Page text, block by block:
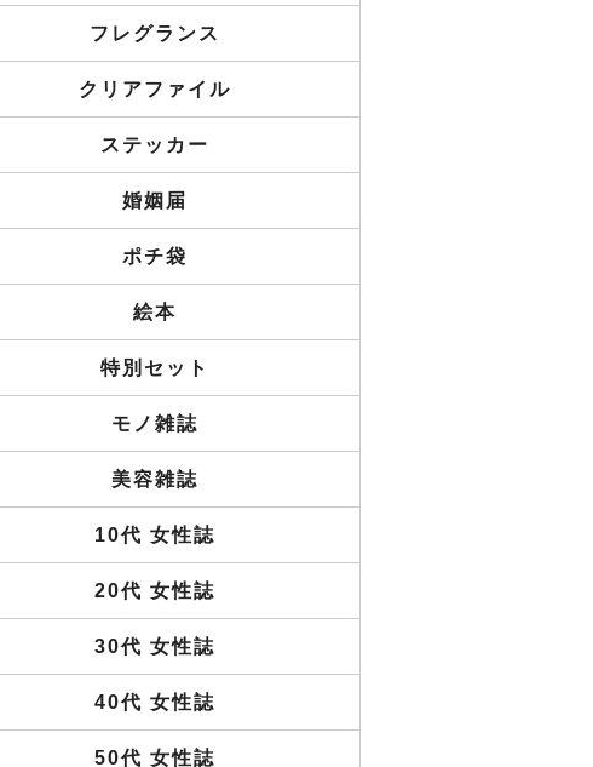
フレグランス
クリアファイル
ステッカー
婚姻届
ポチ袋
絵本
特別セット
モノ雑誌
美容雑誌
10代 女性誌
20代 女性誌
30代 女性誌
40代 女性誌
50代 女性誌